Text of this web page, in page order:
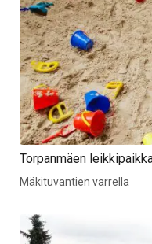
Torpanmäen
Mäkituvantien varrella